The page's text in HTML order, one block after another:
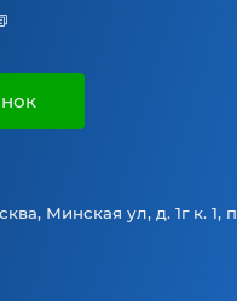
Минская ул, д. 1г к. 1,